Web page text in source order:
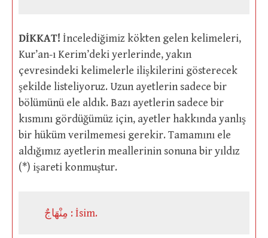
DİKKAT! İncelediğimiz kökten gelen kelimeleri,
Kur’an-ı Kerim’deki yerlerinde, yakın
çevresindeki kelimelerle ilişkilerini gösterecek
şekilde listeliyoruz. Uzun ayetlerin sadece bir
bölümünü ele aldık. Bazı ayetlerin sadece bir
kısmını gördüğümüz için, ayetler hakkında yanlış
bir hüküm verilmemesi gerekir. Tamamını ele
aldığımız ayetlerin meallerinin sonuna bir yıldız
(*) işareti konmuştur.
مِنْهَاجٌ : İsim.